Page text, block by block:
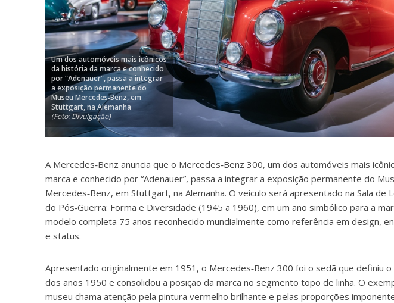
Um dos automóveis mais icônicos
da história da marca e conhecido
por “Adenauer”, passa a integrar
a exposição permanente do
Museu Mercedes‑Benz, em
Stuttgart, na Alemanha
(Foto: Divulgação)
A Mercedes‑Benz anuncia que o Mercedes‑Benz 300, um dos automóveis mais
marca e conhecido por “Adenauer”, passa a integrar a exposição permanente do
Mercedes‑Benz, em Stuttgart, na Alemanha. O veículo será apresentado na Sala de
do Pós‑Guerra: Forma e Diversidade (1945 a 1960), em um ano simbólico para a
modelo completa 75 anos reconhecido mundialmente como referência em design,
e status.
Apresentado originalmente em 1951, o Mercedes‑Benz 300 foi o sedã que definiu o
dos anos 1950 e consolidou a posição da marca no segmento topo de linha. O
museu chama atenção pela pintura vermelho brilhante e pelas proporções